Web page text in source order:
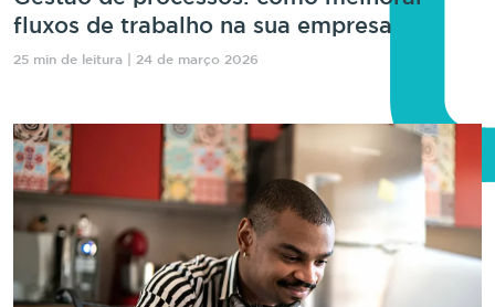
fluxos de trabalho na sua empresa
25 min de leitura | 24 de março 2026